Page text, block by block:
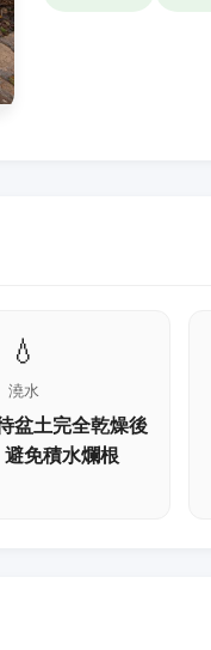
💧
澆水
盆土完全乾燥後
免積水爛根